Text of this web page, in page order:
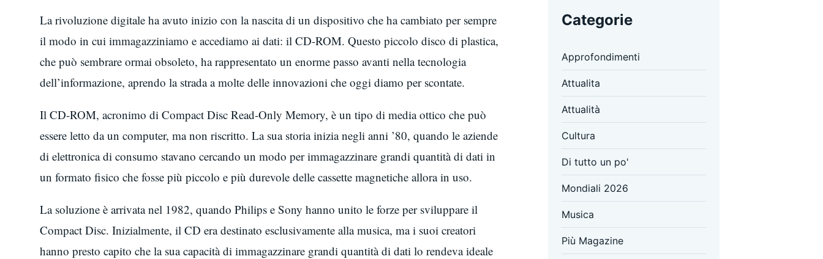
La rivoluzione digitale ha avuto inizio con la nascita di un dispositivo che ha cambiato per sempre
il modo in cui immagazziniamo e accediamo ai dati: il CD-ROM. Questo piccolo disco di plastica,
che può sembrare ormai obsoleto, ha rappresentato un enorme passo avanti nella tecnologia
dell’informazione, aprendo la strada a molte delle innovazioni che oggi diamo per scontate.
Il CD-ROM, acronimo di Compact Disc Read-Only Memory, è un tipo di media ottico che può
essere letto da un computer, ma non riscritto. La sua storia inizia negli anni ’80, quando le aziende
di elettronica di consumo stavano cercando un modo per immagazzinare grandi quantità di dati in
un formato fisico che fosse più piccolo e più durevole delle cassette magnetiche allora in uso.
La soluzione è arrivata nel 1982, quando Philips e Sony hanno unito le forze per sviluppare il
Compact Disc. Inizialmente, il CD era destinato esclusivamente alla musica, ma i suoi creatori
hanno presto capito che la sua capacità di immagazzinare grandi quantità di dati lo rendeva ideale
Categorie
Approfondimenti
Attualita
Attualità
Cultura
Di tutto un po'
Mondiali 2026
Musica
Più Magazine